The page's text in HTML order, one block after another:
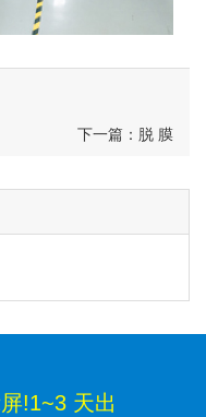
下一篇：脱 膜
!1~3 天出